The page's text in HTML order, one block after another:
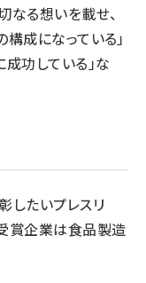
なる想いを載せ、
成になっている」
功している」な
したいプレスリ
賞企業は食品製造